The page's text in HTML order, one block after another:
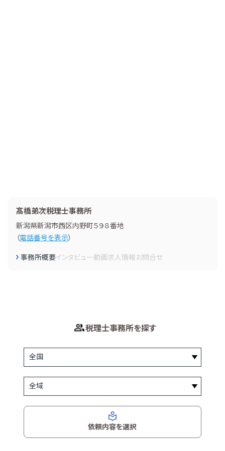
髙橋弟次税理士事務所
新潟県新潟市西区内野町５９８番地
（電話番号を表示）
事務所概要インタビュー動画求人情報お問合せ
税理士事務所を探す
依頼内容を選択